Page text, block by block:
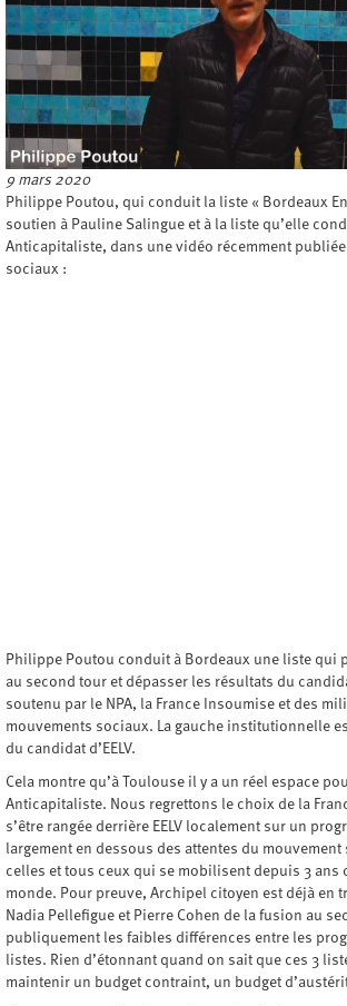
9 mars 2020
Philippe Poutou, qui conduit la liste « Bordeaux
soutien à Pauline Salingue et à la liste qu’elle
Anticapitaliste, dans une vidéo récemment
sociaux :
Philippe Poutou conduit à Bordeaux une liste qui
au second tour et dépasser les résultats du
soutenu par le NPA, la France Insoumise et des
mouvements sociaux. La gauche institutionnelle
du candidat d’EELV.
Cela montre qu’à Toulouse il y a un réel espace
Anticapitaliste. Nous regrettons le choix de la
s’être rangée derrière EELV localement sur un
largement en dessous des attentes du
celles et tous ceux qui se mobilisent depuis 3 ans
monde. Pour preuve, Archipel citoyen est déjà en
Nadia Pellefigue et Pierre Cohen de la fusion au
publiquement les faibles différences entre les
listes. Rien d’étonnant quand on sait que ces 3
maintenir un budget contraint, un budget